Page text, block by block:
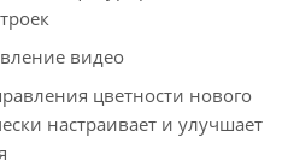
видео
цветности нового
настраивает и улучшает